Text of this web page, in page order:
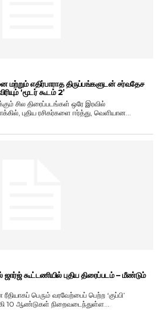
மற்றும் எதிர்பாராத திருப்பங்களுடன் சர்வதேச
‘மூடர் கூடம் 2’
சில திரைப்படங்கள் ஒரே இரவில்
புதிய ரசிகர்களை ஈர்த்து, வெளியான...
கூட்டணியில் புதிய திரைப்படம் – மீண்டும்
பெரும் வரவேற்பைப் பெற்ற ‘குப்பி’
10 ஆண்டுகள் நிறைவடைந்துள்ள...